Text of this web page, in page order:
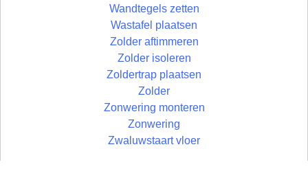
Wandtegels zetten
Wastafel plaatsen
Zolder aftimmeren
Zolder isoleren
Zoldertrap plaatsen
Zolder
Zonwering monteren
Zonwering
Zwaluwstaart vloer